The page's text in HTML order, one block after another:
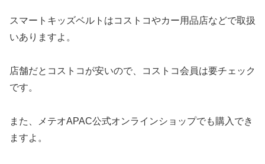
スマートキッズベルトはコストコやカー用品店などで取扱
いありますよ。
店舗だとコストコが安いので、コストコ会員は要チェック
です。
また、メテオAPAC公式オンラインショップでも購入でき
ますよ。